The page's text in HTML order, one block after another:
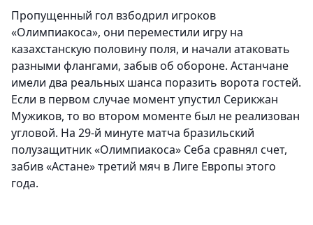
Пропущенный гол взбодрил игроков
«Олимпиакоса», они переместили игру на
казахстанскую половину поля, и начали атаковать
разными флангами, забыв об обороне. Астанчане
имели два реальных шанса поразить ворота гостей.
Если в первом случае момент упустил Серикжан
Мужиков, то во втором моменте был не реализован
угловой. На 29-й минуте матча бразильский
полузащитник «Олимпиакоса» Себа сравнял счет,
забив «Астане» третий мяч в Лиге Европы этого
года.